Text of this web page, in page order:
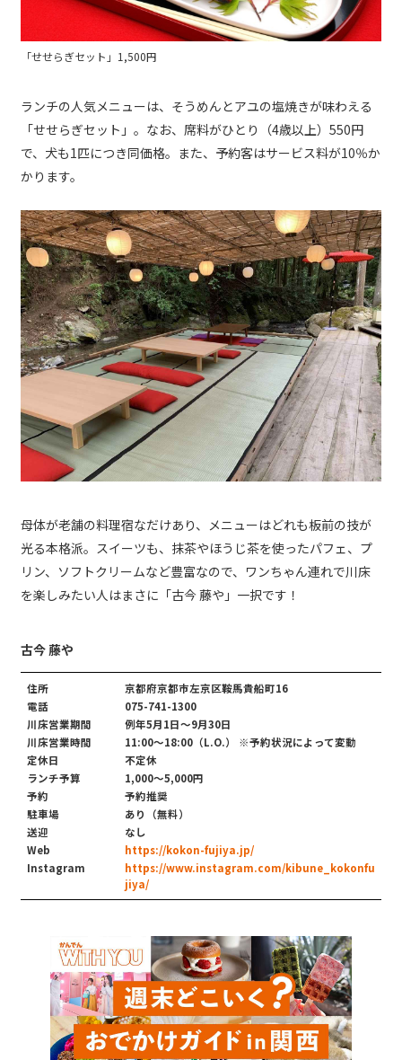
「せせらぎセット」1,500円
ランチの人気メニューは、そうめんとアユの塩焼きが味わえる
「せせらぎセット」。なお、席料がひとり（4歳以上）550円
で、犬も1匹につき同価格。また、予約客はサービス料が10％か
かります。
母体が老舗の料理宿なだけあり、メニューはどれも板前の技が
光る本格派。スイーツも、抹茶やほうじ茶を使ったパフェ、プ
リン、ソフトクリームなど豊富なので、ワンちゃん連れで川床
を楽しみたい人はまさに「古今 藤や」一択です！
古今 藤や
住所
京都府京都市左京区鞍馬貴船町16
電話
075-741-1300
川床営業期間
例年5月1日〜9月30日
川床営業時間
11:00～18:00（L.O.） ※予約状況によって変動
定休日
不定休
ランチ予算
1,000〜5,000円
予約
予約推奨
駐車場
あり（無料）
送迎
なし
Web
https://kokon-fujiya.jp/
Instagram
https://www.instagram.com/kibune_kokonfu
jiya/